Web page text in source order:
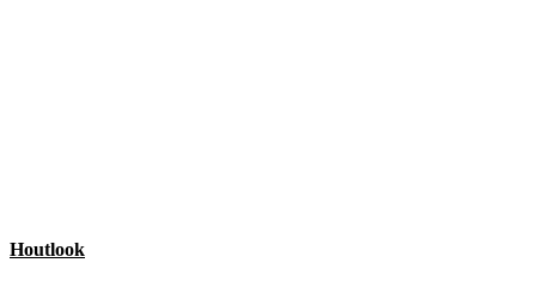
Houtlook